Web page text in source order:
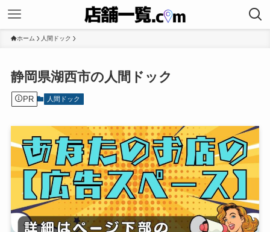
ホーム 人間ドック
静岡県湖西市の人間ドック
PR 人間ドック